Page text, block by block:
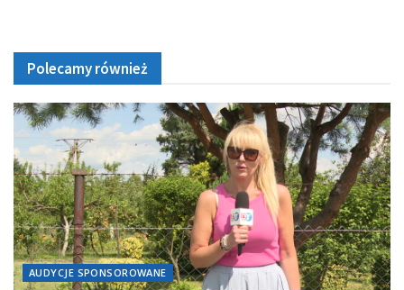
Polecamy również
AUDYCJE SPONSOROWANE